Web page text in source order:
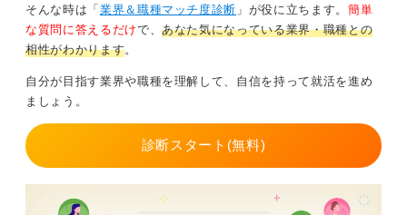
社会人として収入を増やす・新しい経験を積むために一
番おすすめなのは、本業を頑張ることです。
月の残業時間を25時間と想定して時給換算すると、年収
300万円→時給1351円、年収400万円→1802円、年収500
万円→2252円となります。
を出すことが、一番の収入アップとスキル向上になりま
す。
また、新しい経験を積み、視野を広げ、実力を高める方
そんな時は「 業界＆職種マッチ度診断 」が役に立ちます。 簡単
な質問に答えるだけで、あなた気になっている業界・職種との
相性がわかります。
自分が目指す業界や職種を理解して、自信を持って就活を進め
ましょう。
診断スタート(無料)